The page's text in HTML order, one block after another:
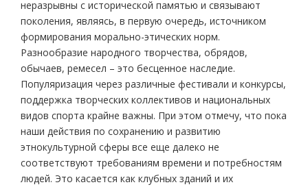
неразрывны с исторической памятью и связывают
поколения, являясь, в первую очередь, источником
формирования морально-этических норм.
Разнообразие народного творчества, обрядов,
обычаев, ремесел – это бесценное наследие.
Популяризация через различные фестивали и конкурсы,
поддержка творческих коллективов и национальных
видов спорта крайне важны. При этом отмечу, что пока
наши действия по сохранению и развитию
этнокультурной сферы все еще далеко не
соответствуют требованиям времени и потребностям
людей. Это касается как клубных зданий и их